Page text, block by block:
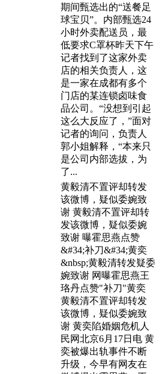
期间甄选出的“送餐足
球宝贝”。内部甄选24
小时外卖配送员，最
低要求C罩杯昨天下午
记者找到了这家外卖
店的相关负责人，这
是一家在成都有多个
门店的某连锁卤味食
品公司。“没想到引起
这么大反应了，”面对
记者的询问，负责人
郭小姐解释，“本来只
是公司内部选拔，为
了...
黄毅清不置评却转发
该微博，疑似委婉致
谢 黄毅清不置评却转
发该微博，疑似委婉
致谢 曝霍思燕点赞
&#34;补刀&#34;黄奕
&nbsp;黄毅清转发疑委
婉致谢 网曝霍思燕王
珞丹点赞"补刀"黄奕
黄毅清不置评却转发
该微博，疑似委婉致
谢 黄奕陷婚姻危机人
民网北京6月17日电 黄
奕被爆出轨事件不断
升级，今早有网友在